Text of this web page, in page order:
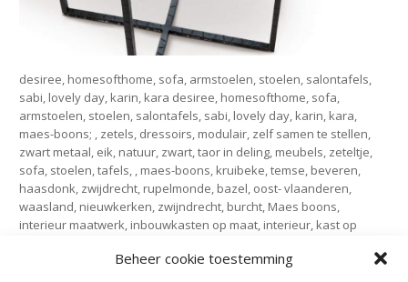
Beheer cookie toestemming
desiree, homesofthome, sofa, armstoelen, stoelen, salontafels,
sabi, lovely day, karin, kara desiree, homesofthome, sofa,
armstoelen, stoelen, salontafels, sabi, lovely day, karin, kara,
maes-boons; , zetels, dressoirs, modulair, zelf samen te stellen,
zwart metaal, eik, natuur, zwart, taor in deling, meubels, zeteltje,
sofa, stoelen, tafels, , maes-boons, kruibeke, temse, beveren,
haasdonk, zwijdrecht, rupelmonde, bazel, oost- vlaanderen,
waasland, nieuwkerken, zwijndrecht, burcht, Maes boons,
interieur maatwerk, inbouwkasten op maat, interieur, kast op